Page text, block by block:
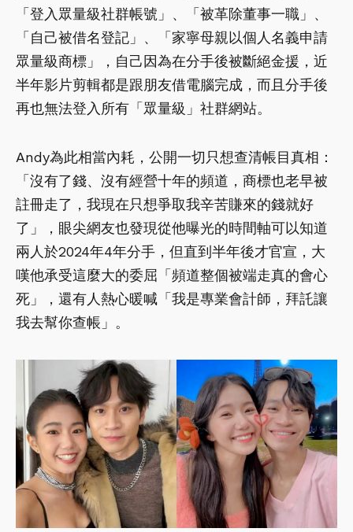
「登入眾量級社群帳號」、「被革除董事一職」、
「自己被借名登記」、「家寧母親以個人名義申請
眾量級商標」，自己因為在分手後被斷絕金援，近
半年影片剪輯都是跟朋友借電腦完成，而且分手後
再也無法登入所有「眾量級」社群網站。
Andy為此相當內耗，公開一切只想查清帳目真相：
「沒有了錢、沒有經營十年的頻道，商標也老早被
註冊走了，我現在只想爭取我辛苦賺來的錢就好
了」，眼尖網友也發現從他曝光的時間軸可以知道
兩人於2024年4年分手，但直到半年後才官宣，大
嘆他承受這麼大的委屈「頻道整個被端走真的會心
死」，還有人熱心暖喊「我是專業會計師，拜託讓
我去幫你查帳」。